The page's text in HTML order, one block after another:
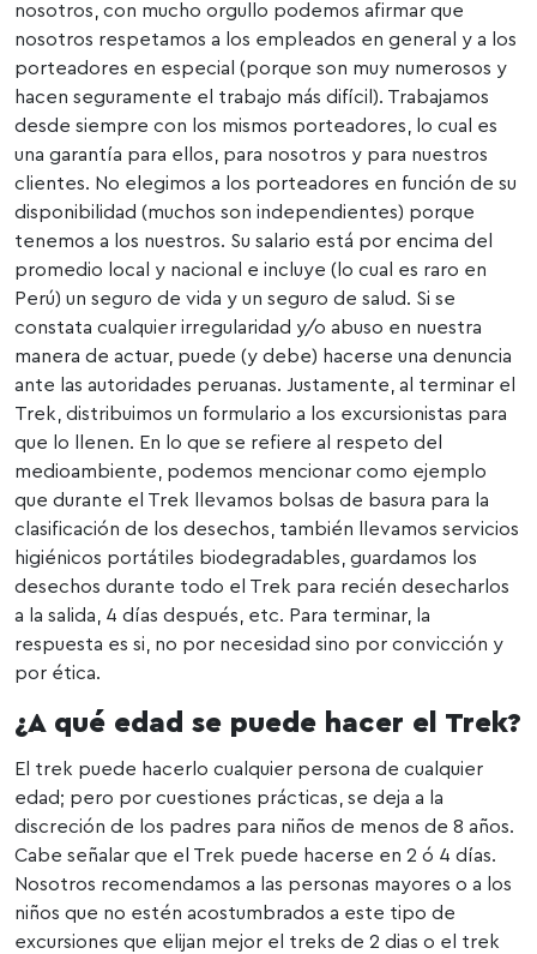
nosotros, con mucho orgullo podemos afirmar que
nosotros respetamos a los empleados en general y a los
porteadores en especial (porque son muy numerosos y
hacen seguramente el trabajo más difícil). Trabajamos
desde siempre con los mismos porteadores, lo cual es
una garantía para ellos, para nosotros y para nuestros
clientes. No elegimos a los porteadores en función de su
disponibilidad (muchos son independientes) porque
tenemos a los nuestros. Su salario está por encima del
promedio local y nacional e incluye (lo cual es raro en
Perú) un seguro de vida y un seguro de salud. Si se
constata cualquier irregularidad y/o abuso en nuestra
manera de actuar, puede (y debe) hacerse una denuncia
ante las autoridades peruanas. Justamente, al terminar el
Trek, distribuimos un formulario a los excursionistas para
que lo llenen. En lo que se refiere al respeto del
medioambiente, podemos mencionar como ejemplo
que durante el Trek llevamos bolsas de basura para la
clasificación de los desechos, también llevamos servicios
higiénicos portátiles biodegradables, guardamos los
desechos durante todo el Trek para recién desecharlos
a la salida, 4 días después, etc. Para terminar, la
respuesta es si, no por necesidad sino por convicción y
por ética.
¿A qué edad se puede hacer el Trek?
El trek puede hacerlo cualquier persona de cualquier
edad; pero por cuestiones prácticas, se deja a la
discreción de los padres para niños de menos de 8 años.
Cabe señalar que el Trek puede hacerse en 2 ó 4 días.
Nosotros recomendamos a las personas mayores o a los
niños que no estén acostumbrados a este tipo de
excursiones que elijan mejor el treks de 2 dias o el trek